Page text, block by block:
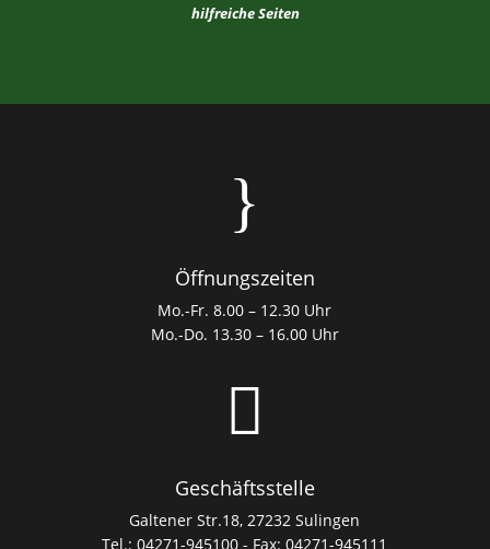
hilfreiche Seiten
}
Öffnungszeiten
Mo.-Fr. 8.00 – 12.30 Uhr
Mo.-Do. 13.30 – 16.00 Uhr

Geschäftsstelle
Galtener Str.18, 27232 Sulingen
Tel.: 04271-945100 - Fax: 04271-945111